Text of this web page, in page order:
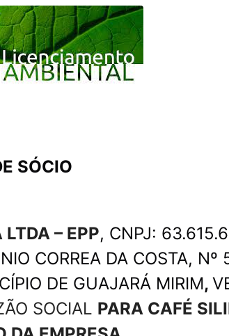
SÓCIO
– EPP, CNPJ:
CORREA DA COSTA, Nº
DE GUAJARÁ MIRIM,
SOCIAL PARA CAFÉ